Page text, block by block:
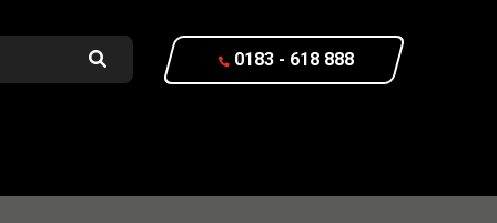
0183 - 618 888